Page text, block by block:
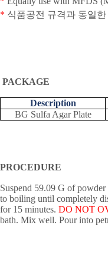
* 식품공전 규격과 동일
PACKAGE
Description
BG Sulfa Agar Plate
PROCEDURE
Suspend 59.09 G of
to boiling until completely
for 15 minutes. DO NOT
bath. Mix well. Pour into